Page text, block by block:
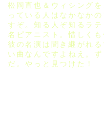
松岡直也＆ウィシング
っている人はなかなか
すぞ。知る人ぞ知るラ
名ピアニスト。惜しく
彼の名演は聞き継がれ
い曲なんですよねえ。
だ。やっと見つけた！